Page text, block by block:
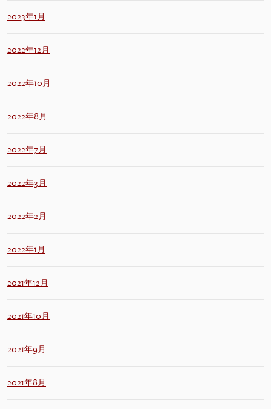
2023年1月
2022年12月
2022年10月
2022年8月
2022年7月
2022年3月
2022年2月
2022年1月
2021年12月
2021年10月
2021年9月
2021年8月